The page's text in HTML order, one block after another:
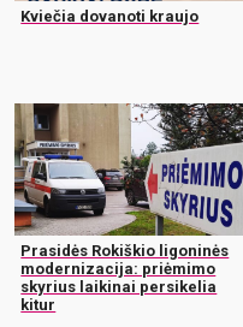
Kviečia dovanoti kraujo
Prasidės Rokiškio ligoninės
modernizacija: priėmimo
skyrius laikinai persikelia
kitur